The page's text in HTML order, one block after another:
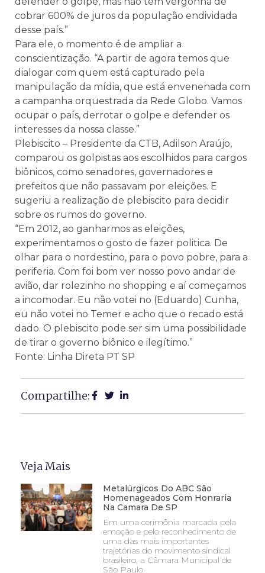
cobrar 600% de juros da população endividada
desse país.”
Para ele, o momento é de ampliar a
conscientização. “A partir de agora temos que
dialogar com quem está capturado pela
manipulação da mídia, que está envenenada com
a campanha orquestrada da Rede Globo. Vamos
ocupar o país, derrotar o golpe e defender os
interesses da nossa classe.”
Plebiscito – Presidente da CTB, Adilson Araújo,
comparou os golpistas aos escolhidos para cargos
biônicos, como senadores, governadores e
prefeitos que não passavam por eleições. E
sugeriu a realização de plebiscito para decidir
sobre os rumos do governo.
“Em 2012, ao ganharmos as eleições,
experimentamos o gosto de fazer politica. De
olhar para o nordestino, para o povo pobre, para a
periferia. Com foi bom ver nosso povo andar de
avião, dar rolezinho no shopping e aí começamos
a incomodar. Eu não votei no (Eduardo) Cunha,
eu não votei no Temer e acho que o recado está
dado. O plebiscito pode ser sim uma possibilidade
de tirar o governo biônico e ilegítimo.”
Fonte: Linha Direta PT SP
Compartilhe:
Veja Mais
Metalúrgicos Do ABC São
Homenageados Com Honraria
Na Camara De SP
Em uma cerimônia marcada pela
emoção e pelo reconhecimento de
uma das mais importantes
trajetórias do movimento sindical
brasileiro, a Câmara Municipal de
São Paulo